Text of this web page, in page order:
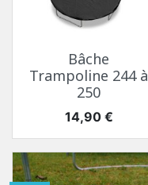
Bâche
Trampoline 244 à
250
Prix
14,90 €